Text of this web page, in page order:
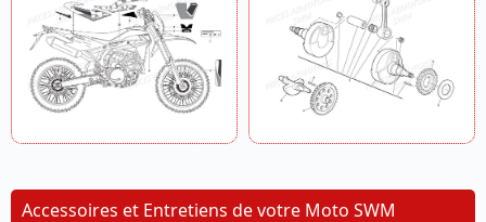
Accessoires et Entretiens de votre Moto SWM